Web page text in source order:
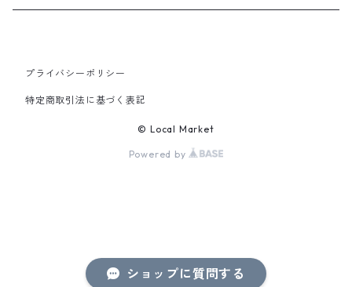
ショップに質問する
PANTS
プライバシーポリシー
特定商取引法に基づく表記
© Local Market
Powered by